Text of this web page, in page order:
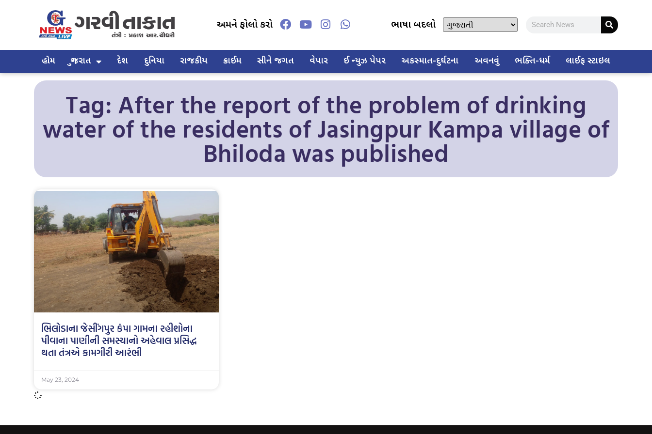
અમને ફોલો કરો ભાષા બદલો
હોમ ગુજરાત દેશ દુનિયા રાજકીય ક્રાઈમ સીને જગત વેપાર ઈ ન્યુઝ પેપર અકસ્માત-દુર્ઘટના અવનવું ભક્તિ-ધર્મ લાઈફ સ્ટાઇલ
Tag: After the report of the problem of drinking
water of the residents of Jasingpur Kampa village of
Bhiloda was published
ભિલોડાના જેસીંગપુર કંપા ગામના રહીશોના
પીવાના પાણીની સમસ્યાનો અહેવાલ પ્રસિદ્ધ
થતા તંત્રએ કામગીરી આરંભી
May 23, 2024